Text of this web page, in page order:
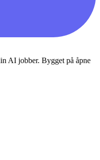
AI jobber. Bygget på åpne